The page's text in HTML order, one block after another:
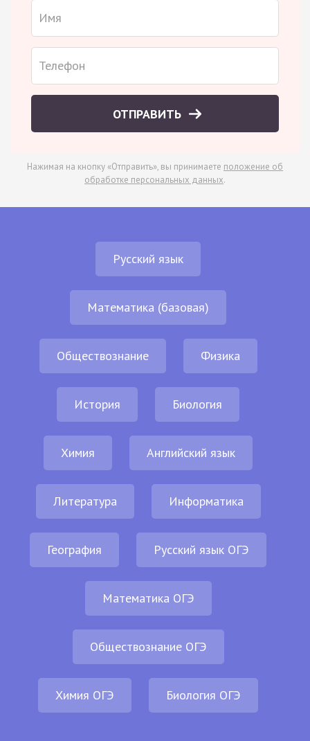
ОТПРАВИТЬ
Нажимая на кнопку «Отправить», вы принимаете положение об
обработке персональных данных.
Русский язык
Математика (базовая)
Обществознание Физика
История Биология
Химия Английский язык
Литература Информатика
География Русский язык ОГЭ
Математика ОГЭ
Обществознание ОГЭ
Химия ОГЭ Биология ОГЭ